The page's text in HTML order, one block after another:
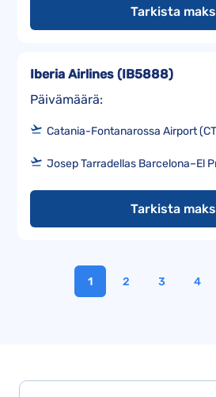
Tarkista
Päivämäärä:
Iberia Airlines (IB5888)
Catania-Fontanarossa Airport
Josep Tarradellas Barcelona–El
Tarkista
1 2 3 4